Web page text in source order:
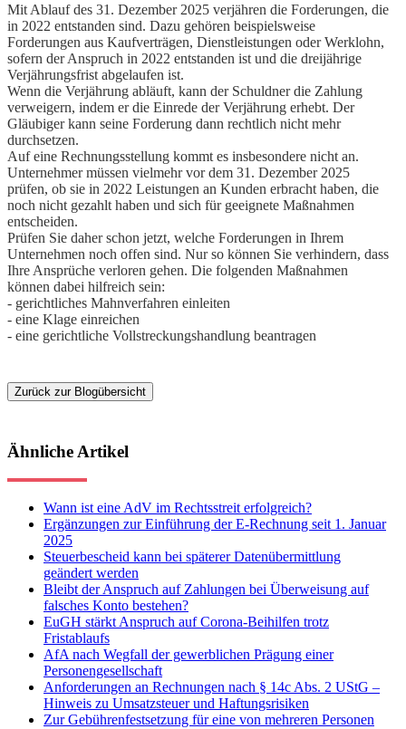
Mit Ablauf des 31. Dezember 2025 verjähren die Forderungen, die
in 2022 entstanden sind. Dazu gehören beispielsweise
Forderungen aus Kaufverträgen, Dienstleistungen oder Werklohn,
sofern der Anspruch in 2022 entstanden ist und die dreijährige
Verjährungsfrist abgelaufen ist.
Wenn die Verjährung abläuft, kann der Schuldner die Zahlung
verweigern, indem er die Einrede der Verjährung erhebt. Der
Gläubiger kann seine Forderung dann rechtlich nicht mehr
durchsetzen.
Auf eine Rechnungsstellung kommt es insbesondere nicht an.
Unternehmer müssen vielmehr vor dem 31. Dezember 2025
prüfen, ob sie in 2022 Leistungen an Kunden erbracht haben, die
noch nicht gezahlt haben und sich für geeignete Maßnahmen
entscheiden.
Prüfen Sie daher schon jetzt, welche Forderungen in Ihrem
Unternehmen noch offen sind. Nur so können Sie verhindern, dass
Ihre Ansprüche verloren gehen. Die folgenden Maßnahmen
können dabei hilfreich sein:
- gerichtliches Mahnverfahren einleiten
- eine Klage einreichen
- eine gerichtliche Vollstreckungshandlung beantragen
Zurück zur Blogübersicht
Ähnliche Artikel
Wann ist eine AdV im Rechtsstreit erfolgreich?
Ergänzungen zur Einführung der E-Rechnung seit 1. Januar
2025
Steuerbescheid kann bei späterer Datenübermittlung
geändert werden
Bleibt der Anspruch auf Zahlungen bei Überweisung auf
falsches Konto bestehen?
EuGH stärkt Anspruch auf Corona-Beihilfen trotz
Fristablaufs
AfA nach Wegfall der gewerblichen Prägung einer
Personengesellschaft
Anforderungen an Rechnungen nach § 14c Abs. 2 UStG –
Hinweis zu Umsatzsteuer und Haftungsrisiken
Zur Gebührenfestsetzung für eine von mehreren Personen